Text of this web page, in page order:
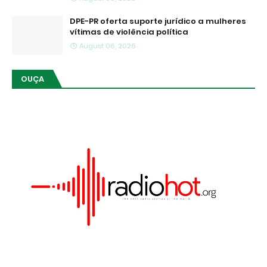
DPE-PR oferta suporte jurídico a mulheres
vítimas de violência política
August 06, 2026
OUÇA